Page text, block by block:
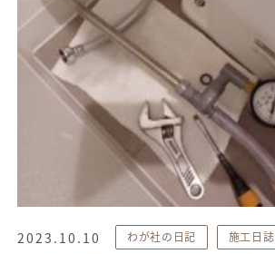
2023.10.10 わが社の日記 施工日誌